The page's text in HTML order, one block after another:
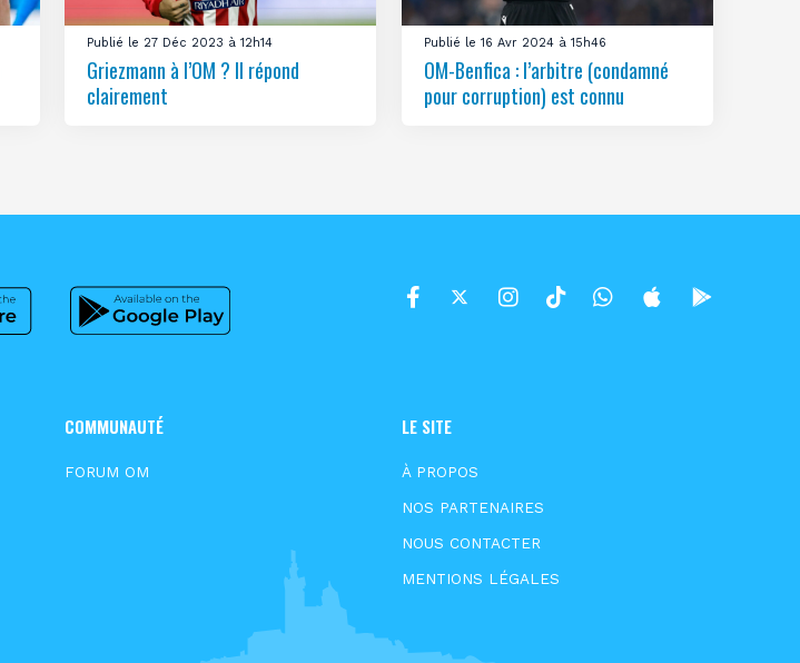
Publié le 27 Déc 2023 à 12h14
Griezmann à l’OM ? Il répond
clairement
Publié le 16 Avr 2024 à 15h46
OM-Benfica : l’arbitre (condamné
pour corruption) est connu
COMMUNAUTÉ
FORUM OM
LE SITE
À PROPOS
NOS PARTENAIRES
NOUS CONTACTER
MENTIONS LÉGALES